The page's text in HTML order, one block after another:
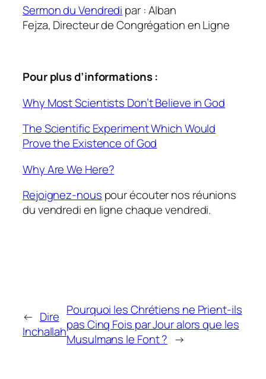
Sermon du Vendredi par : Alban
Fejza, Directeur de Congrégation en Ligne
Pour plus d’informations :
Why Most Scientists Don’t Believe in God
The Scientific Experiment Which Would
Prove the Existence of God
Why Are We Here?
Rejoignez-nous pour écouter nos réunions
du vendredi en ligne chaque vendredi.
← Dire
Inchallah
Pourquoi les Chrétiens ne Prient-ils
pas Cinq Fois par Jour alors que les
Musulmans le Font ? →